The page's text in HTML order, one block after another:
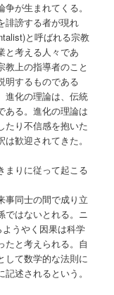
が生まれてくる。
誹謗する者が現れ
と呼ばれる宗教
と考える人々であ
教上の指導者のこと
明するものである
進化の理論は、伝統
ある。進化の理論は
たり不信感を抱いた
歓迎されてきた。
まりに従って起こる
事同士の間で成り立
ではないとれる。ニ
うやく因果は科学
たと考えられる。自
して数学的な法則に
述されるという。